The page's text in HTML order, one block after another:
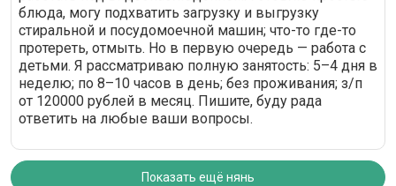
блюда, могу подхватить загрузку и выгрузку
стиральной и посудомоечной машин; что-то где-то
протереть, отмыть. Но в первую очередь — работа с
детьми. Я рассматриваю полную занятость: 5–4 дня в
неделю; по 8–10 часов в день; без проживания; з/п
от 120000 рублей в месяц. Пишите, буду рада
ответить на любые ваши вопросы.
Показать ещё нянь